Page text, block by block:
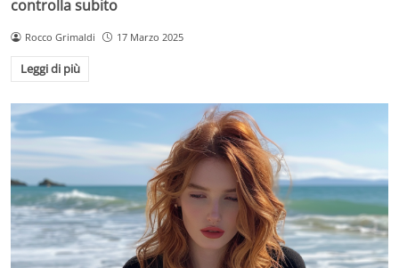
controlla subito
Rocco Grimaldi 17 Marzo 2025
Leggi di più